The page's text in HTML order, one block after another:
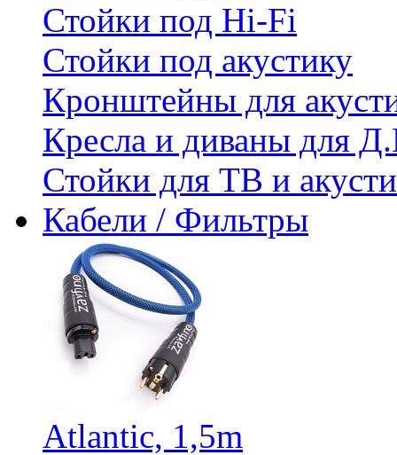
Стойки под Hi-Fi
Стойки под акустику
Кронштейны для
Кресла и диваны для
Стойки для ТВ и
Кабели / Фильтры
Atlantic, 1,5m